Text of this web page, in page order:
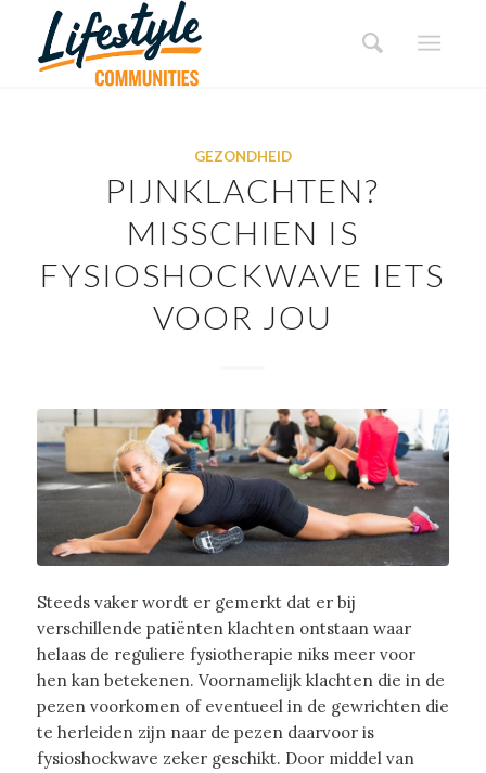
GEZONDHEID
PIJNKLACHTEN?
MISSCHIEN IS
FYSIOSHOCKWAVE IETS
VOOR JOU
Steeds vaker wordt er gemerkt dat er bij
verschillende patiënten klachten ontstaan waar
helaas de reguliere fysiotherapie niks meer voor
hen kan betekenen. Voornamelijk klachten die in de
pezen voorkomen of eventueel in de gewrichten die
te herleiden zijn naar de pezen daarvoor is
fysioshockwave zeker geschikt. Door middel van